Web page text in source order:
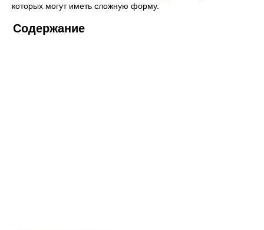
которых могут иметь сложную форму.
Содержание